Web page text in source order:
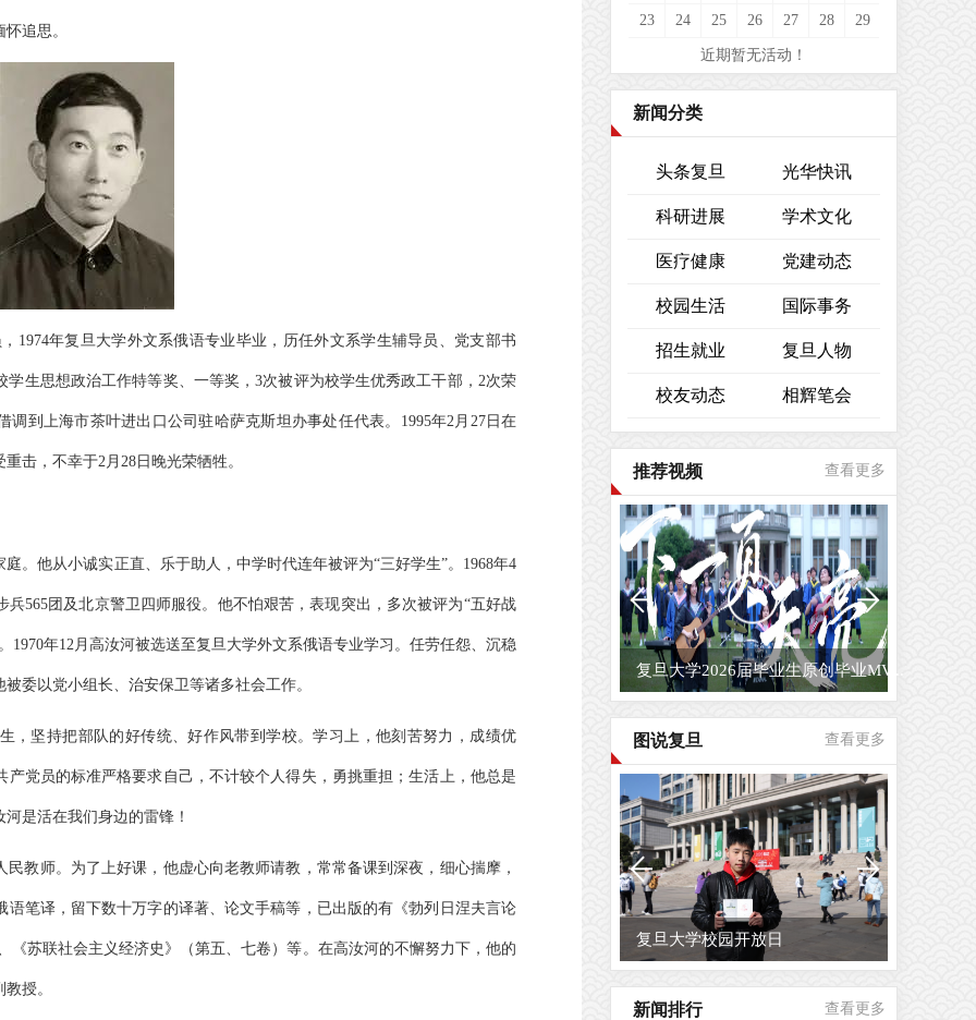
怀追思。
1974年复旦大学外文系俄语专业毕业，历任外文系学生辅导员、党支部书
生思想政治工作特等奖、一等奖，3次被评为校学生优秀政工干部，2次荣
调到上海市茶叶进出口公司驻哈萨克斯坦办事处任代表。1995年2月27日在
击，不幸于2月28日晚光荣牺牲。
。他从小诚实正直、乐于助人，中学时代连年被评为“三好学生”。1968年4
565团及北京警卫四师服役。他不怕艰苦，表现突出，多次被评为“五好战
1970年12月高汝河被选送至复旦大学外文系俄语专业学习。任劳任怨、沉稳
委以党小组长、治安保卫等诸多社会工作。
，坚持把部队的好传统、好作风带到学校。学习上，他刻苦努力，成绩优
党员的标准严格要求自己，不计较个人得失，勇挑重担；生活上，他总是
是活在我们身边的雷锋！
教师。为了上好课，他虚心向老教师请教，常常备课到深夜，细心揣摩，
笔译，留下数十万字的译著、论文手稿等，已出版的有《勃列日涅夫言论
《苏联社会主义经济史》（第五、七卷）等。在高汝河的不懈努力下，他的
授。
23 24 25 26 27 28 29
近期暂无活动！
新闻分类
头条复旦 光华快讯
科研进展 学术文化
医疗健康 党建动态
校园生活 国际事务
招生就业 复旦人物
校友动态 相辉笔会
推荐视频 查看更多
复旦大学2026届毕业生原创毕业MV...
图说复旦 查看更多
复旦大学校园开放日
新闻排行 查看更多